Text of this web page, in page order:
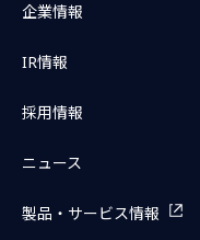
企業情報
IR情報
採用情報
ニュース
製品・サービス情報